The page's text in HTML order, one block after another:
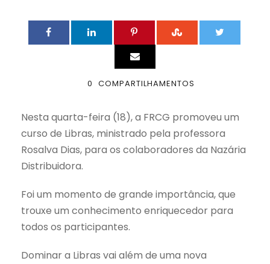
0 COMPARTILHAMENTOS
Nesta quarta-feira (18), a FRCG promoveu um
curso de Libras, ministrado pela professora
Rosalva Dias, para os colaboradores da Nazária
Distribuidora.
Foi um momento de grande importância, que
trouxe um conhecimento enriquecedor para
todos os participantes.
Dominar a Libras vai além de uma nova